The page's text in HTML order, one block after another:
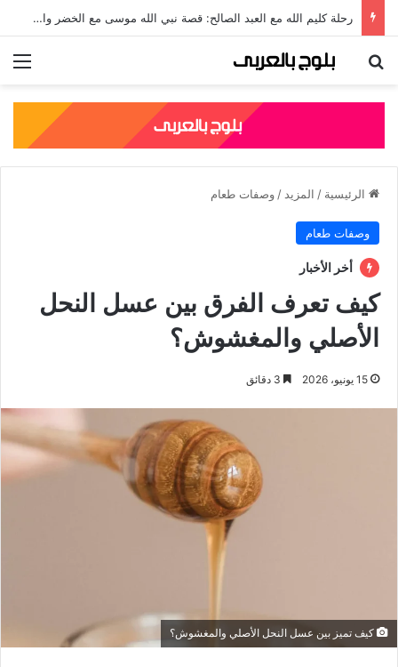
جلال الدين الرومي: قصته، نسبه، وأشهر مؤلفاته الصوفية
بحث عن
الرئيسية / المزيد / وصفات طعام
وصفات طعام
أخر الأخبار
كيف تعرف الفرق بين عسل النحل
الأصلي والمغشوش؟
15 يونيو، 2026
كيف تميز بين عسل النحل الأصلي والمغشوش؟